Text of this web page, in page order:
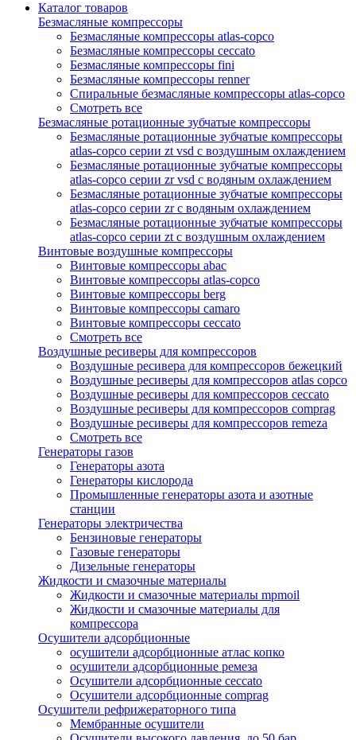
Каталог товаров
Безмасляные компрессоры
Безмасляные компрессоры atlas-copco
Безмасляные компрессоры ceccato
Безмасляные компрессоры fini
Безмасляные компрессоры renner
Спиральные безмасляные компрессоры atlas-copco
Смотреть все
Безмасляные ротационные зубчатые компрессоры
Безмасляные ротационные зубчатые компрессоры
atlas-copco серии zt vsd с воздушным охлаждением
Безмасляные ротационные зубчатые компрессоры
atlas-copco серии zr vsd с водяным охлаждением
Безмасляные ротационные зубчатые компрессоры
atlas-copco серии zr с водяным охлаждением
Безмасляные ротационные зубчатые компрессоры
atlas-copco серии zt с воздушным охлаждением
Винтовые воздушные компрессоры
Винтовые компрессоры abac
Винтовые компрессоры atlas-copco
Винтовые компрессоры berg
Винтовые компрессоры camaro
Винтовые компрессоры ceccato
Смотреть все
Воздушные ресиверы для компрессоров
Воздушные ресивера для компрессоров бежецкий
Воздушные ресиверы для компрессоров atlas copco
Воздушные ресиверы для компрессоров ceccato
Воздушные ресиверы для компрессоров comprag
Воздушные ресиверы для компрессоров remeza
Смотреть все
Генераторы газов
Генераторы азота
Генераторы кислорода
Промышленные генераторы азота и азотные
станции
Генераторы электричества
Бензиновые генераторы
Газовые генераторы
Дизельные генераторы
Жидкости и смазочные материалы
Жидкости и смазочные материалы mpmoil
Жидкости и смазочные материалы для
компрессора
Осушители адсорбционные
осушители адсорбционные атлас копко
осушители адсорбционные ремеза
Осушители адсорбционные ceccato
Осушители адсорбционные comprag
Осушители рефрижераторного типа
Мембранные осушители